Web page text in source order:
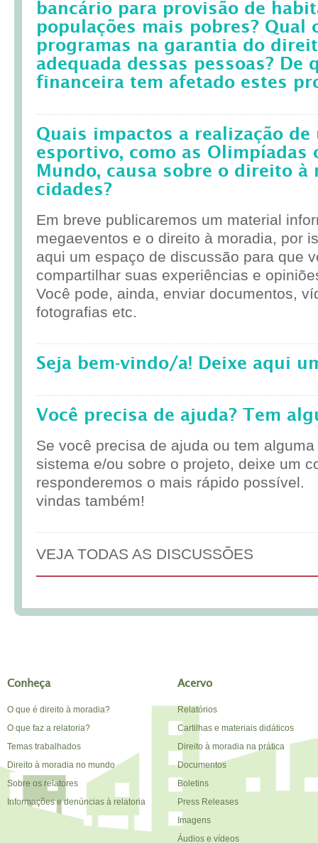
bancário para provisão de
populações mais pobres? Qual
programas na garantia do
adequada dessas pessoas? De
financeira tem afetado estes
Quais impactos a realização de
esportivo, como as Olimpíadas
Mundo, causa sobre o direito à
cidades?
Em breve publicaremos um material
megaeventos e o direito à moradia, por
aqui um espaço de discussão para que
compartilhar suas experiências e
Você pode, ainda, enviar documentos,
fotografias etc.
Seja bem-vindo/a! Deixe aqui
Você precisa de ajuda? Tem
Se você precisa de ajuda ou tem
sistema e/ou sobre o projeto, deixe um
responderemos o mais rápido possível.
vindas também!
VEJA TODAS AS DISCUSSÕES
Conheça
O que é direito à moradia?
O que faz a relatoria?
Temas trabalhados
Direito à moradia no mundo
Sobre os relatores
Informações e denúncias à relatoria
Acervo
Relatórios
Cartilhas e materiais didáticos
Direito à moradia na prática
Documentos
Boletins
Press Releases
Imagens
Áudios e vídeos